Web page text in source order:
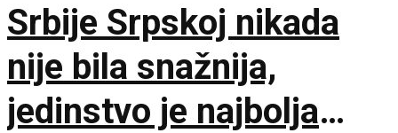
Srbije Srpskoj nikada
nije bila snažnija,
jedinstvo je najbolja